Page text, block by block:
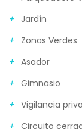
Jardín
Zonas Verdes
Asador
Gimnasio
Vigilancia
Circuito